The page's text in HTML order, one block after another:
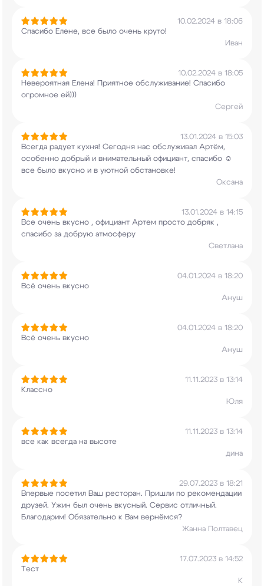
10.02.2024 в 18:06
Спасибо Елене, все было очень круто!
Иван
10.02.2024 в 18:05
Невероятная Елена! Приятное обслуживание! Спасибо
огромное ей)))
Сергей
13.01.2024 в 15:03
Всегда радует кухня! Сегодня нас обслуживал Артём,
особенно добрый и внимательный официант, спасибо ☺️
все было вкусно и в уютной обстановке!
Оксана
13.01.2024 в 14:15
Все очень вкусно , официант Артем просто добряк ,
спасибо за добрую атмосферу
Светлана
04.01.2024 в 18:20
Всё очень вкусно
Ануш
04.01.2024 в 18:20
Всё очень вкусно
Ануш
11.11.2023 в 13:14
Классно
Юля
11.11.2023 в 13:14
все как всегда на высоте
дина
29.07.2023 в 18:21
Впервые посетил Ваш ресторан. Пришли по рекомендации
друзей. Ужин был очень вкусный. Сервис отличный.
Благодарим! Обязательно к Вам вернёмся?
Жанна Полтавец
17.07.2023 в 14:52
Тест
К